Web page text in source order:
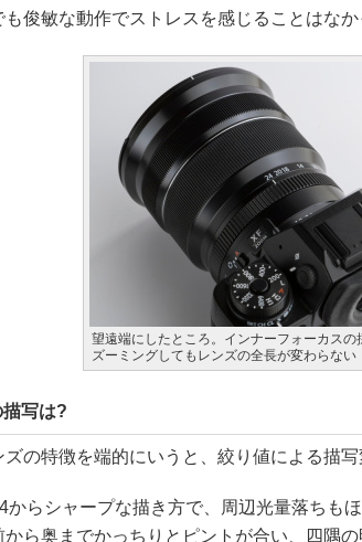
も俊敏な動作でストレスを感じることはなか
望遠端にしたところ。インナーフォーカスの
ズーミングしてもレンズの全長が変わらない
写は?
の特徴を端的にいうと、絞り値による描写
らシャープな描き方で、周辺光量落ちも
から奥までかっちりとピントが合い、四隅